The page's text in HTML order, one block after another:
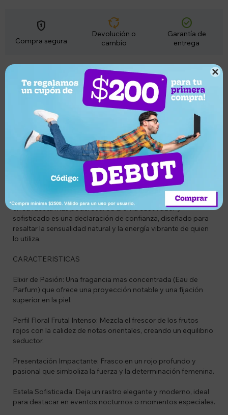

encrypted
Compra segura
cycle
Devolución o
cambio
check_circle
Garantía de
entrega
Descripción
CODIGO
DESCRIPCION
Shakira Rojo Elixir Eau de Parfum es la expresión máxima de
la audacia, el empoderamiento y la pasión. Esta fragancia
intensa y magnética ha sido creada para la mujer que desea
dejar una huella inolvidable a su paso. Con una combinación
magistral de notas frutales rojas y un corazón floral
especiado, este elixir evoca la fuerza y el carisma de Shakira
en su faceta mas poderosa. Su aroma cautivador y
sofisticado es una declaración de confianza, diseñado para
resaltar la sensualidad natural y la energía vibrante de quien
lo utiliza.
CARACTERISTICAS
Elixir de Pasión: Una fragancia mas concentrada (Eau de
Parfum) que ofrece una proyección notable y una fijación
superior en la piel.
Perfil Floral Frutal Intenso: Mezcla el frescor de los frutos
rojos con la calidez de notas orientales, creando un equilibrio
seductor.
Presentación Impactante: Frasco en un rojo profundo y
pasional que simboliza la fuerza y la determinación femenina.
Estela Sofisticada: Deja un rastro elegante y moderno, ideal
para destacar en eventos nocturnos o momentos especiales.